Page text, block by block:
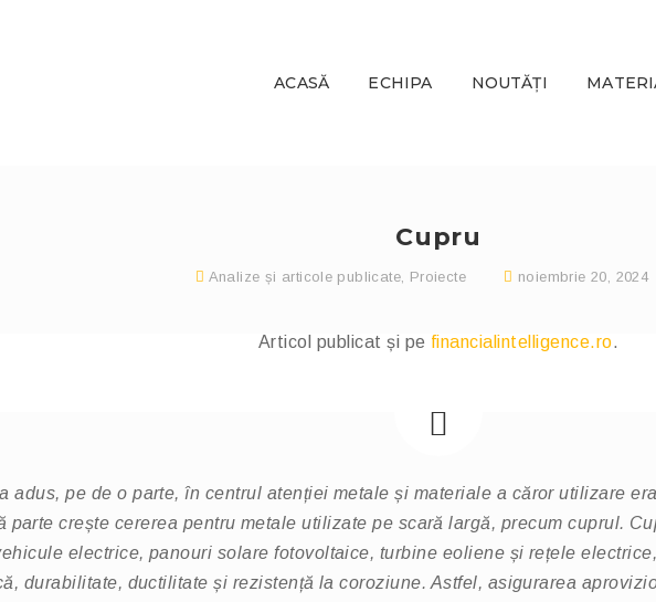
ACASĂ ECHIPA NOUTĂȚI
Cupru
Analize și articole publicate, Proiecte noiembrie 20, 2024
Articol publicat și pe financialintelligence.ro.
adus, pe de o parte, în centrul atenției metale și materiale a căror utilizare
parte crește cererea pentru metale utilizate pe scară largă, precum cuprul.
electrice, panouri solare fotovoltaice, turbine eoliene și rețele
durabilitate, ductilitate și rezistență la coroziune. Astfel, asigurarea